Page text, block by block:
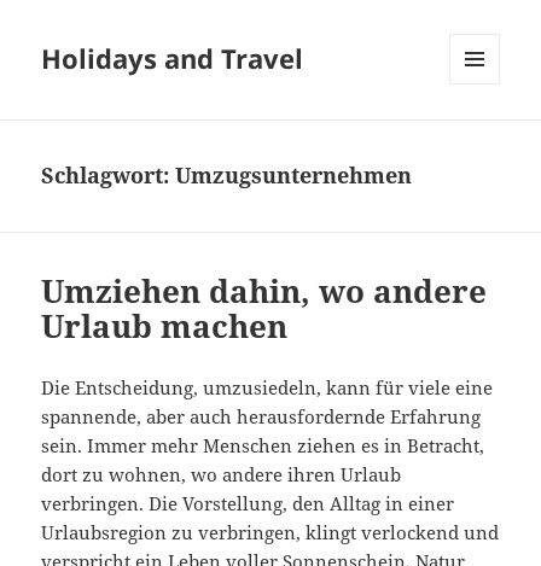
Holidays and Travel
Schlagwort:Umzugsunternehmen
Umziehen dahin, wo andere
Urlaub machen
Die Entscheidung, umzusiedeln, kann für viele eine
spannende, aber auch herausfordernde Erfahrung
sein. Immer mehr Menschen ziehen es in Betracht,
dort zu wohnen, wo andere ihren Urlaub
verbringen. Die Vorstellung, den Alltag in einer
Urlaubsregion zu verbringen, klingt verlockend und